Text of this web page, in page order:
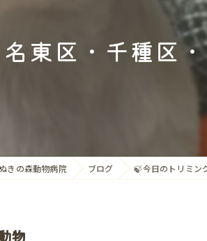
トリミング
緊急対応
東区・千種区
きの森動物病院 ブログ 🍃今日のトリミン
物...